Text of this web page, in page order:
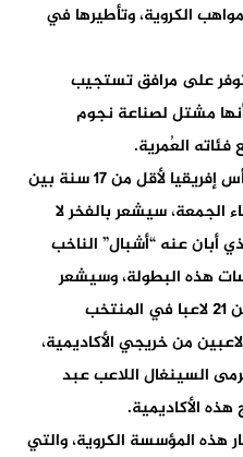
الكروية، وتأطيرها في
على مرافق تستجيب
أنها مشتل لصناعة نجوم
العُمرية.
إن من شاهد المباراة النهائية لكأس إفريقيا لأقل من 17 سنة بين
الجمعة، سيشعر بالفخر لا
أبان عنه “أشبال” الناخب
هذه البطولة، وسيشعر
بالفخر أكثر عندما يعلم أن من بين 21 لاعبا في المنتخب
لأقل من 17 سنة، نجد 7 لاعبين من خريجي الأكاديمية،
السينغال اللاعب عبد
الأكاديمية.
هذه المؤسسة الكروية، والتي